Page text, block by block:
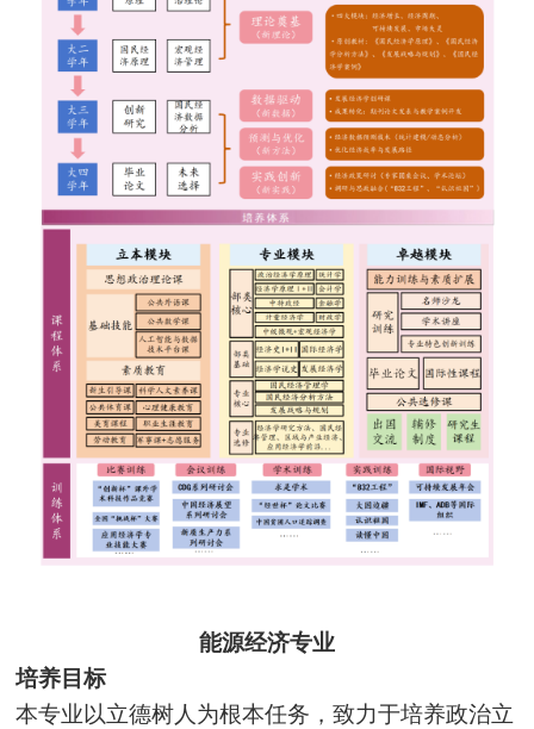
能源经济专业
培养目标
本专业以立德树人为根本任务，致力于培养政治立